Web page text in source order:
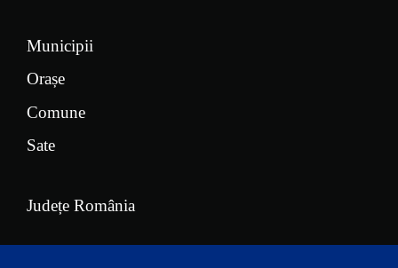
Municipii
Orașe
Comune
Sate
Județe România